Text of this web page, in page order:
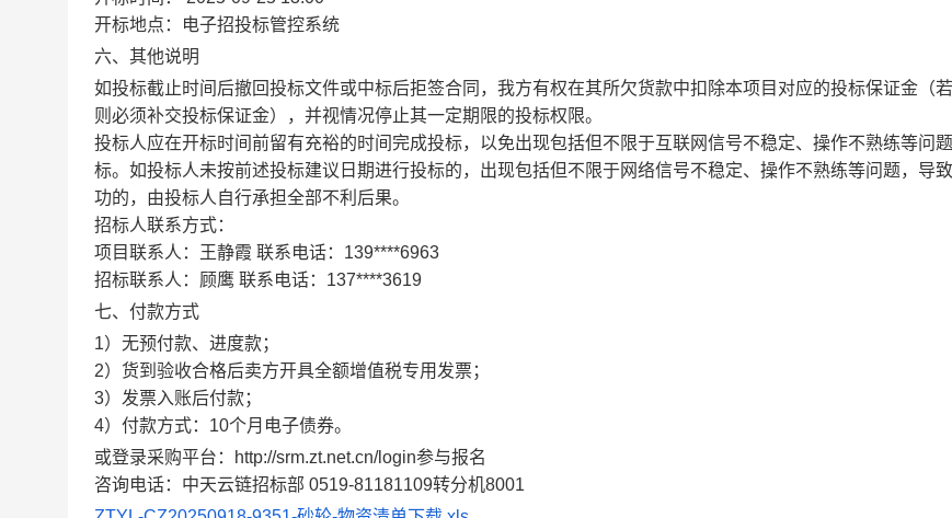
开标地点：电子招投标管控系统
六、其他说明
如投标截止时间后撤回投标文件或中标后拒签合同，我方有权在其所欠货款中扣除本项目对应的投标保证金（若
则必须补交投标保证金），并视情况停止其一定期限的投标权限。
投标人应在开标时间前留有充裕的时间完成投标，以免出现包括但不限于互联网信号不稳定、操作不熟练等问
标。如投标人未按前述投标建议日期进行投标的，出现包括但不限于网络信号不稳定、操作不熟练等问题，导
功的，由投标人自行承担全部不利后果。
招标人联系方式：
项目联系人：王静霞 联系电话：139****6963
招标联系人：顾鹰 联系电话：137****3619
七、付款方式
1）无预付款、进度款；
2）货到验收合格后卖方开具全额增值税专用发票；
3）发票入账后付款；
4）付款方式：10个月电子债券。
或登录采购平台：http://srm.zt.net.cn/login参与报名
咨询电话：中天云链招标部 0519-81181109转分机8001